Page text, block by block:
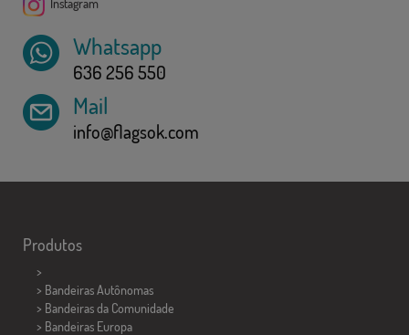
Instagram
Whatsapp
636 256 550
Mail
info@flagsok.com
Produtos
>
> Bandeiras Autônomas
> Bandeiras da Comunidade
> Bandeiras Europa